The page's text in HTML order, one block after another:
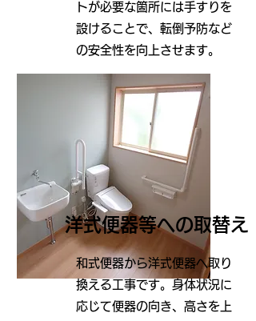
トが必要な箇所には手すりを
設けることで、転倒予防など
の安全性を向上させます。
洋式便器等への取替え
和式便器から洋式便器へ取り
換える工事です。身体状況に
応じて便器の向き、高さを上